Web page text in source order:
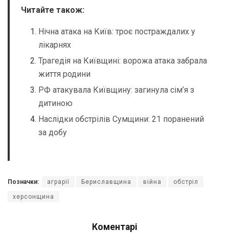
Читайте також:
Нічна атака на Київ: троє постраждалих у
лікарнях
Трагедія на Київщині: ворожа атака забрала
життя родини
РФ атакувала Київщину: загинула сім’я з
дитиною
Наслідки обстрілів Сумщини: 21 поранений
за добу
Позначки: аграрії Бериславщина війна обстріл
херсонщина
Коментарі